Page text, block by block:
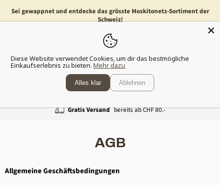
Sei gewappnet und entdecke das grösste Moskitonetz-Sortiment der
Schweiz!
Menü
Gratis Versand bereits ab CHF 80.-
AGB
Allgemeine Geschäftsbedingungen
Diese Website verwendet Cookies, um dir das bestmögliche
Einkaufserlebnis zu bieten. Mehr dazu
Alles klar Ablehnen